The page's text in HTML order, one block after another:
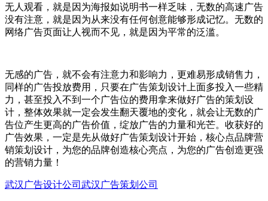
无人观看，就是因为海报如说明书一样乏味，无数的高速广告
没有注意，就是因为从来没有任何创意能够形成记忆。无数的
网络广告页面让人视而不见，就是因为平常的泛滥。
无感的广告，就不会有注意力和影响力，更难易形成销售力，
同样的广告投放费用，只要在广告策划设计上面多投入一些精
力，甚至投入不到一个广告位的费用拿来做好广告的策划设
计，整体效果就一定会发生翻天覆地的变化，就会让无数的广
告位产生更高的广告价值，绽放广告的力量和光芒。收获好的
广告效果，一定是先从做好广告策划设计开始，核心点品牌营
销策划设计，为您的品牌创造核心亮点，为您的广告创造更强
的营销力量！
武汉广告设计公司 武汉广告策划公司